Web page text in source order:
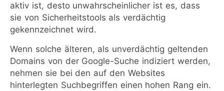
aktiv ist, desto unwahrscheinlicher ist es, dass
sie von Sicherheitstools als verdächtig
gekennzeichnet wird.
Wenn solche älteren, als unverdächtig geltenden
Domains von der Google-Suche indiziert werden,
nehmen sie bei den auf den Websites
hinterlegten Suchbegriffen einen hohen Rang ein.